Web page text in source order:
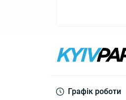
Графік роботи